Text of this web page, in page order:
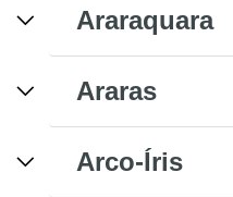
Araraquara
Araras
Arco-Íris